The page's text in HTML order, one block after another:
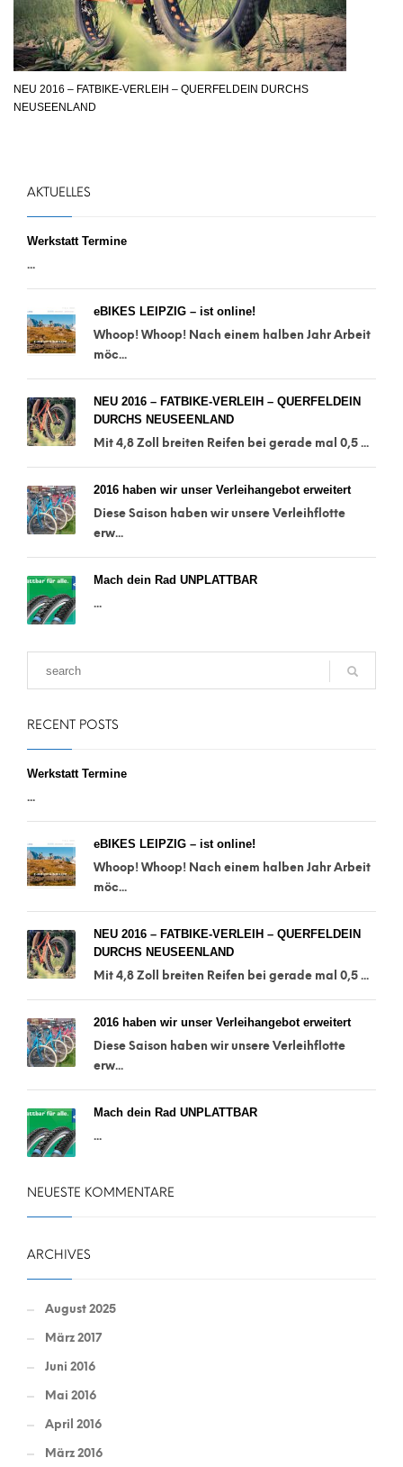
NEU 2016 – FATBIKE-VERLEIH – QUERFELDEIN DURCHS
NEUSEENLAND
AKTUELLES
Werkstatt Termine
...
eBIKES LEIPZIG – ist online!
Whoop! Whoop! Nach einem halben Jahr Arbeit
möc...
NEU 2016 – FATBIKE-VERLEIH – QUERFELDEIN
DURCHS NEUSEENLAND
Mit 4,8 Zoll breiten Reifen bei gerade mal 0,5 ...
2016 haben wir unser Verleihangebot erweitert
Diese Saison haben wir unsere Verleihflotte
erw...
Mach dein Rad UNPLATTBAR
...
RECENT POSTS
Werkstatt Termine
...
eBIKES LEIPZIG – ist online!
Whoop! Whoop! Nach einem halben Jahr Arbeit
möc...
NEU 2016 – FATBIKE-VERLEIH – QUERFELDEIN
DURCHS NEUSEENLAND
Mit 4,8 Zoll breiten Reifen bei gerade mal 0,5 ...
2016 haben wir unser Verleihangebot erweitert
Diese Saison haben wir unsere Verleihflotte
erw...
Mach dein Rad UNPLATTBAR
...
NEUESTE KOMMENTARE
ARCHIVES
August 2025
März 2017
Juni 2016
Mai 2016
April 2016
März 2016